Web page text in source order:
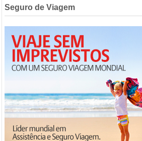
Seguro de Viagem